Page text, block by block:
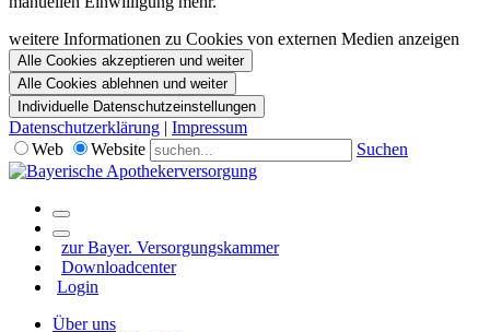
weitere Informationen zu Cookies von externen Medien anzeigen
Alle Cookies akzeptieren und weiter
Alle Cookies ablehnen und weiter
Individuelle Datenschutzeinstellungen
Datenschutzerklärung | Impressum
Web
Website Suchen
zur Bayer. Versorgungskammer
Downloadcenter
Login
Über uns